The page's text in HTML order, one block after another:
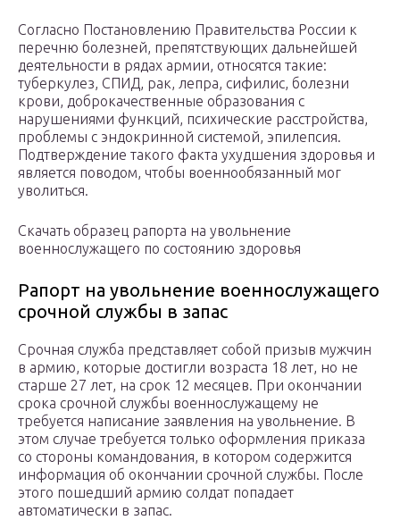
Согласно Постановлению Правительства России к
перечню болезней, препятствующих дальнейшей
деятельности в рядах армии, относятся такие:
туберкулез, СПИД, рак, лепра, сифилис, болезни
крови, доброкачественные образования с
нарушениями функций, психические расстройства,
проблемы с эндокринной системой, эпилепсия.
Подтверждение такого факта ухудшения здоровья и
является поводом, чтобы военнообязанный мог
уволиться.
Скачать образец рапорта на увольнение
военнослужащего по состоянию здоровья
Рапорт на увольнение военнослужащего
срочной службы в запас
Срочная служба представляет собой призыв мужчин
в армию, которые достигли возраста 18 лет, но не
старше 27 лет, на срок 12 месяцев. При окончании
срока срочной службы военнослужащему не
требуется написание заявления на увольнение. В
этом случае требуется только оформления приказа
со стороны командования, в котором содержится
информация об окончании срочной службы. После
этого пошедший армию солдат попадает
автоматически в запас.